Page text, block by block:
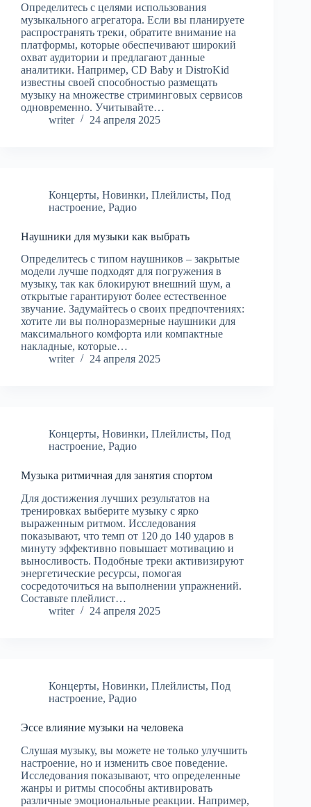
Определитесь с целями использования
музыкального агрегатора. Если вы планируете
распространять треки, обратите внимание на
платформы, которые обеспечивают широкий
охват аудитории и предлагают данные
аналитики. Например, CD Baby и DistroKid
известны своей способностью размещать
музыку на множестве стриминговых сервисов
одновременно. Учитывайте…
writer
24 апреля 2025
Концерты, Новинки, Плейлисты, Под
настроение, Радио
Наушники для музыки как выбрать
Определитесь с типом наушников – закрытые
модели лучше подходят для погружения в
музыку, так как блокируют внешний шум, а
открытые гарантируют более естественное
звучание. Задумайтесь о своих предпочтениях:
хотите ли вы полноразмерные наушники для
максимального комфорта или компактные
накладные, которые…
writer
24 апреля 2025
Концерты, Новинки, Плейлисты, Под
настроение, Радио
Музыка ритмичная для занятия спортом
Для достижения лучших результатов на
тренировках выберите музыку с ярко
выраженным ритмом. Исследования
показывают, что темп от 120 до 140 ударов в
минуту эффективно повышает мотивацию и
выносливость. Подобные треки активизируют
энергетические ресурсы, помогая
сосредоточиться на выполнении упражнений.
Составьте плейлист…
writer
24 апреля 2025
Концерты, Новинки, Плейлисты, Под
настроение, Радио
Эссе влияние музыки на человека
Слушая музыку, вы можете не только улучшить
настроение, но и изменить свое поведение.
Исследования показывают, что определенные
жанры и ритмы способны активировать
различные эмоциональные реакции. Например,